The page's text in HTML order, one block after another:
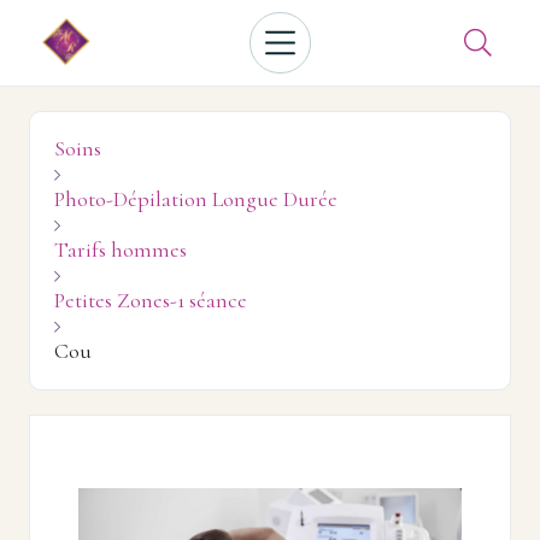

Soins

Photo-Dépilation Longue Durée

Tarifs hommes

Petites Zones-1 séance

Cou